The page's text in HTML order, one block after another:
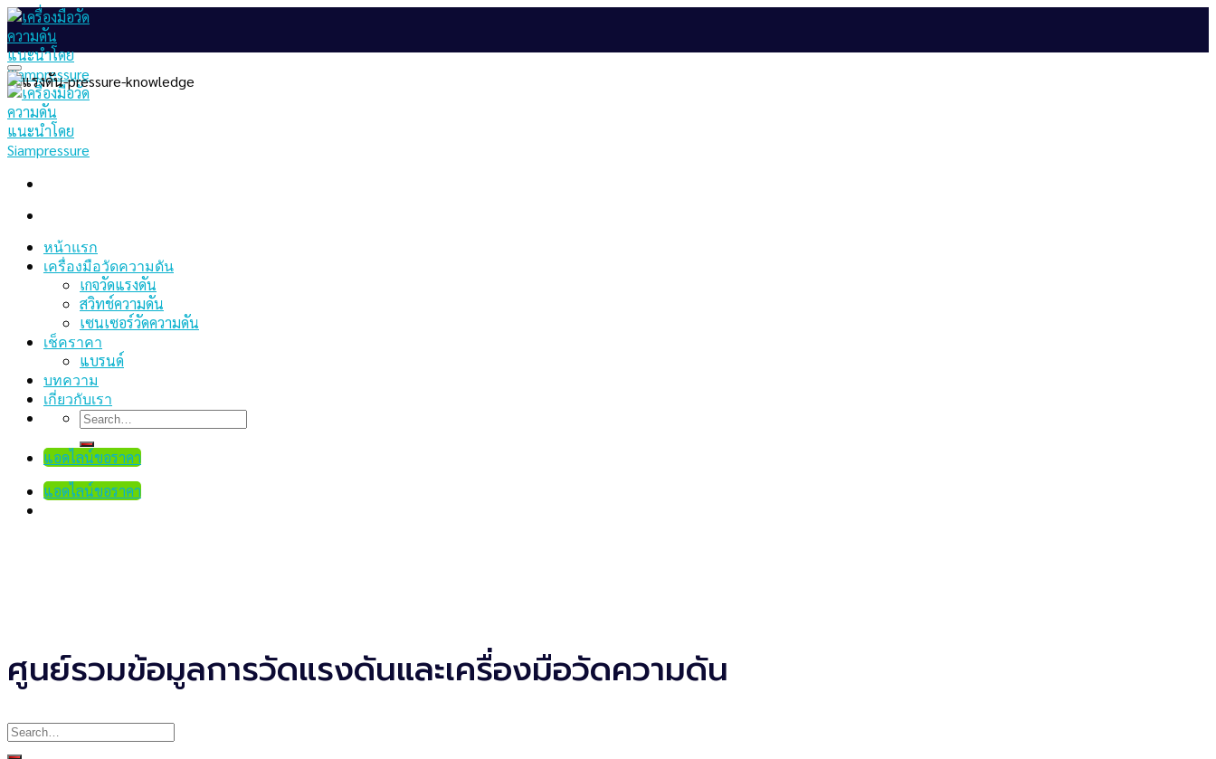
Skip
to
content
หน้าแรก
เครื่องมือวัดความดัน
เกจวัดแรงดัน
สวิทช์ความดัน
เซนเซอร์วัดความดัน
เช็คราคา
แบรนด์
บทความ
เกี่ยวกับเรา
Search
แอดไลน์ขอราคา
แอดไลน์ขอราคา
ศูนย์รวมข้อมูลการวัดแรงดันและเครื่องมือวัดความดัน
Search
for: